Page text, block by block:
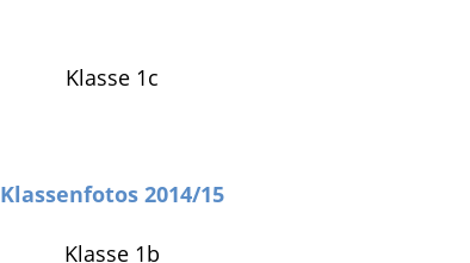
Klasse 1c
Klassenfotos 2014/15
Klasse 1b